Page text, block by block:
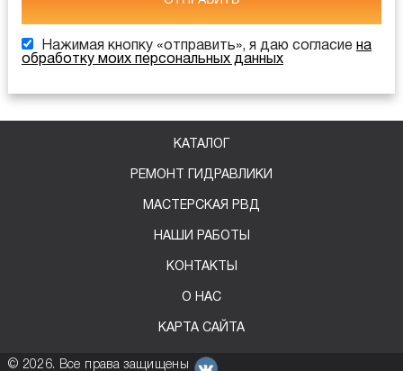
Нажимая кнопку «отправить», я даю согласие на
обработку моих персональных данных
КАТАЛОГ
РЕМОНТ ГИДРАВЛИКИ
МАСТЕРСКАЯ РВД
НАШИ РАБОТЫ
КОНТАКТЫ
О НАС
КАРТА САЙТА
© 2026. Все права защищены